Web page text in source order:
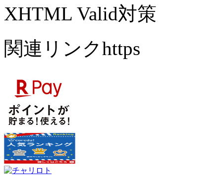
XHTML Valid対策
関連リンクhttps